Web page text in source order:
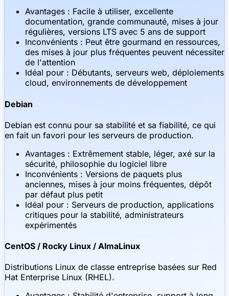
Avantages : Facile à utiliser, excellente
documentation, grande communauté, mises à jour
régulières, versions LTS avec 5 ans de support
Inconvénients : Peut être gourmand en ressources,
des mises à jour plus fréquentes peuvent nécessiter
de l'attention
Idéal pour : Débutants, serveurs web, déploiements
cloud, environnements de développement
Debian
Debian est connu pour sa stabilité et sa fiabilité, ce qui
en fait un favori pour les serveurs de production.
Avantages : Extrêmement stable, léger, axé sur la
sécurité, philosophie du logiciel libre
Inconvénients : Versions de paquets plus
anciennes, mises à jour moins fréquentes, dépôt
par défaut plus petit
Idéal pour : Serveurs de production, applications
critiques pour la stabilité, administrateurs
expérimentés
CentOS / Rocky Linux / AlmaLinux
Distributions Linux de classe entreprise basées sur Red
Hat Enterprise Linux (RHEL).